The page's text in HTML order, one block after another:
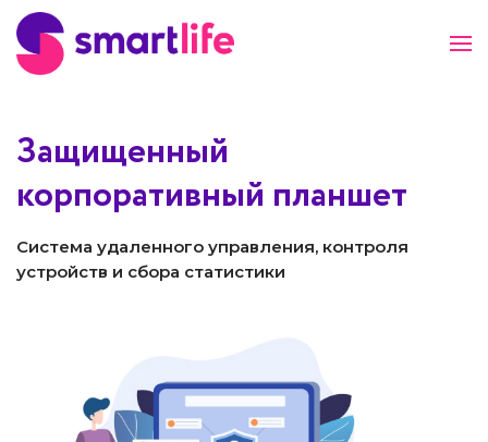
НАШИ РЕШЕНИЯ
О КОМПАНИИ
F.A.Q
Защищенный
корпоративный планшет
Система удаленного управления, контроля
устройств и сбора статистики